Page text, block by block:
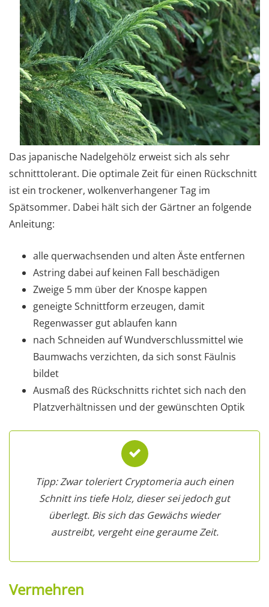
Das japanische Nadelgehölz erweist sich als sehr
schnitttolerant. Die optimale Zeit für einen Rückschnitt
ist ein trockener, wolkenverhangener Tag im
Spätsommer. Dabei hält sich der Gärtner an folgende
Anleitung:
alle querwachsenden und alten Äste entfernen
Astring dabei auf keinen Fall beschädigen
Zweige 5 mm über der Knospe kappen
geneigte Schnittform erzeugen, damit
Regenwasser gut ablaufen kann
nach Schneiden auf Wundverschlussmittel wie
Baumwachs verzichten, da sich sonst Fäulnis
bildet
Ausmaß des Rückschnitts richtet sich nach den
Platzverhältnissen und der gewünschten Optik
Tipp: Zwar toleriert Cryptomeria auch einen
Schnitt ins tiefe Holz, dieser sei jedoch gut
überlegt. Bis sich das Gewächs wieder
austreibt, vergeht eine geraume Zeit.
Vermehren